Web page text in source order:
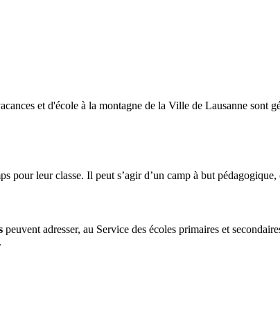
et d'école à la montagne de la Ville de Lausanne sont
pour leur classe. Il peut s’agir d’un camp à but
peuvent adresser, au Service des écoles primaires et